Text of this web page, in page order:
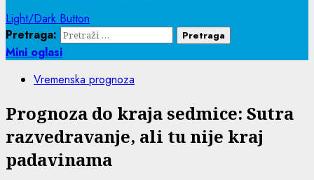
Light/Dark Button
Pretraga:
Mini oglasi
Vremenska prognoza
Prognoza do kraja sedmice: Sutra
razvedravanje, ali tu nije kraj
padavinama